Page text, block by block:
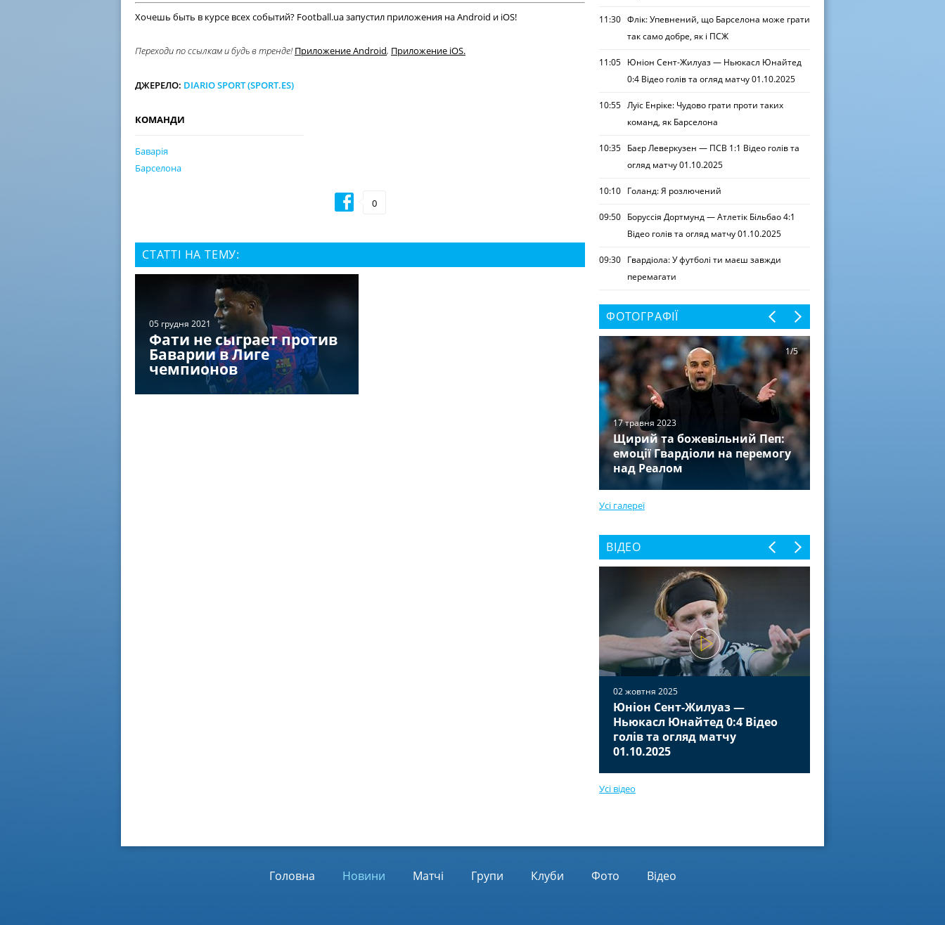
Хочешь быть в курсе всех событий? Football.ua запустил приложения на Android и iOS!
​Переходи по ссылкам и будь в тренде!Приложение Android, Приложение iOS.
ДЖЕРЕЛО: DIARIO SPORT (SPORT.ES)
КОМАНДИ
Баварія
Барселона
0
СТАТТІ НА ТЕМУ:
05 грудня 2021
Фати не сыграет против
Баварии в Лиге
чемпионов
11:30 Флік: Упевнений, що Барселона може грати
так само добре, як і ПСЖ
11:05 Юніон Сент-Жилуаз — Ньюкасл Юнайтед
0:4 Відео голів та огляд матчу 01.10.2025
10:55 Луїс Енріке: Чудово грати проти таких
команд, як Барселона
10:35 Баєр Леверкузен — ПСВ 1:1 Відео голів та
огляд матчу 01.10.2025
10:10 Голанд: Я розлючений
09:50 Боруссія Дортмунд — Атлетік Більбао 4:1
Відео голів та огляд матчу 01.10.2025
09:30 Гвардіола: У футболі ти маєш завжди
перемагати
ФОТОГРАФІЇ
17 травня 2023
Щирий та божевільний Пеп:
емоції Гвардіоли на перемогу
над Реалом
1/5
Усі галереї
ВІДЕО
02 жовтня 2025
Юніон Сент-Жилуаз —
Ньюкасл Юнайтед 0:4 Відео
голів та огляд матчу
01.10.2025
Усі відео
Головна Новини Матчі Групи Клуби Фото Відео